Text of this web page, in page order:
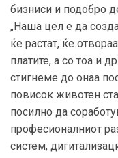
бизниси и подобро
„Наша цел е да
ќе растат, ќе
платите, а со тоа и
стигнеме до онаа
повисок животен
посилно да
професионалниот
систем,